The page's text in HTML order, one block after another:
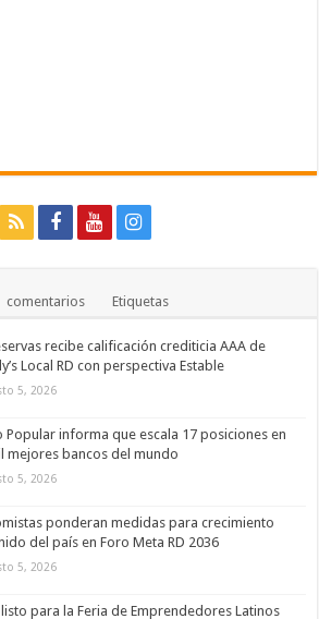
comentarios Etiquetas
recibe calificación crediticia AAA de
Local RD con perspectiva Estable
5, 2026
Popular informa que escala 17 posiciones en
mejores bancos del mundo
5, 2026
ponderan medidas para crecimiento
del país en Foro Meta RD 2036
5, 2026
para la Feria de Emprendedores Latinos